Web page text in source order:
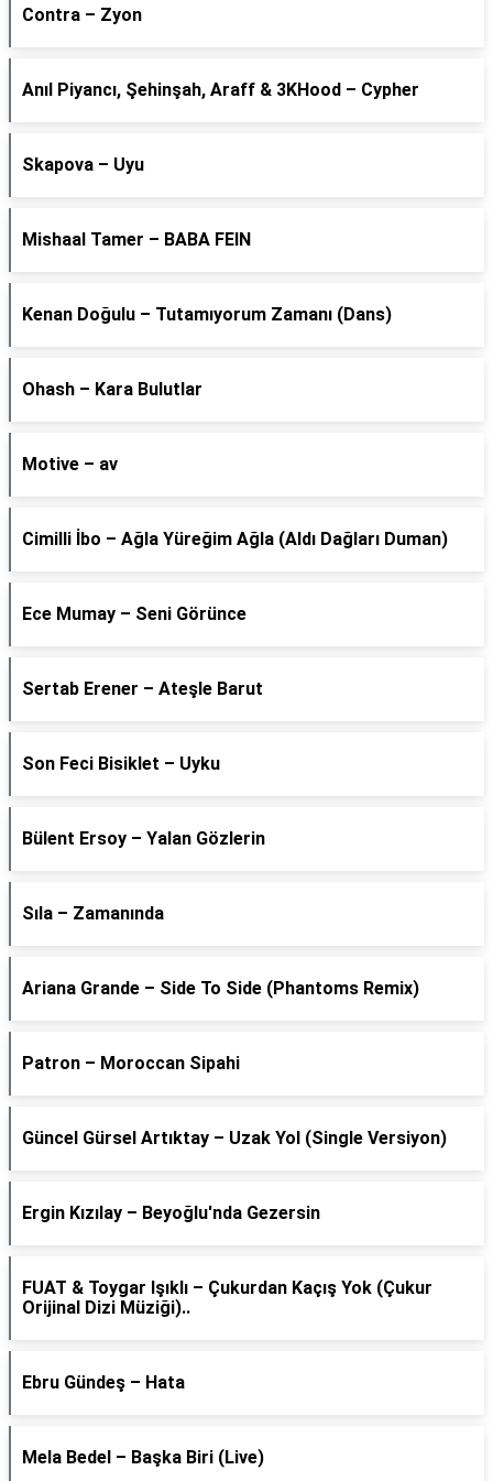
Contra – Zyon
Anıl Piyancı, Şehinşah, Araff & 3KHood – Cypher
Skapova – Uyu
Mishaal Tamer – BABA FEIN
Kenan Doğulu – Tutamıyorum Zamanı (Dans)
Ohash – Kara Bulutlar
Motive – av
Cimilli İbo – Ağla Yüreğim Ağla (Aldı Dağları Duman)
Ece Mumay – Seni Görünce
Sertab Erener – Ateşle Barut
Son Feci Bisiklet – Uyku
Bülent Ersoy – Yalan Gözlerin
Sıla – Zamanında
Ariana Grande – Side To Side (Phantoms Remix)
Patron – Moroccan Sipahi
Güncel Gürsel Artıktay – Uzak Yol (Single Versiyon)
Ergin Kızılay – Beyoğlu'nda Gezersin
FUAT & Toygar Işıklı – Çukurdan Kaçış Yok (Çukur
Orijinal Dizi Müziği)..
Ebru Gündeş – Hata
Mela Bedel – Başka Biri (Live)